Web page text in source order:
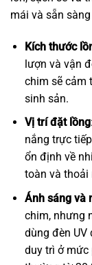
mái và sẵn
Kích thước
lượn và vận
chim sẽ cảm
sinh sản.
Vị trí đặt lồng
nắng trực
ổn định về
toàn và thoải
Ánh sáng và
chim, nhưng
dùng đèn UV
duy trì ở mức